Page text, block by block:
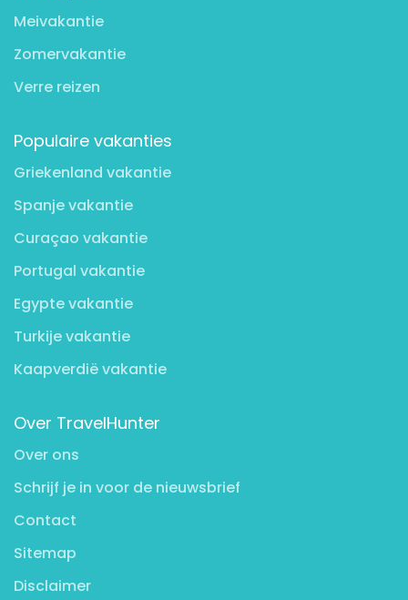
Meivakantie
Zomervakantie
Verre reizen
Populaire vakanties
Griekenland vakantie
Spanje vakantie
Curaçao vakantie
Portugal vakantie
Egypte vakantie
Turkije vakantie
Kaapverdië vakantie
Over TravelHunter
Over ons
Schrijf je in voor de nieuwsbrief
Contact
Sitemap
Disclaimer